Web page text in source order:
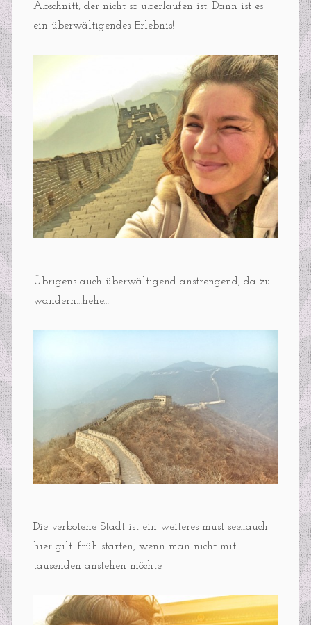
Abschnitt, der nicht so überlaufen ist. Dann ist es
ein überwältigendes Erlebnis!
Übrigens auch überwältigend anstrengend, da zu
wandern…hehe…
Die verbotene Stadt ist ein weiteres must-see…auch
hier gilt: früh starten, wenn man nicht mit
tausenden anstehen möchte.